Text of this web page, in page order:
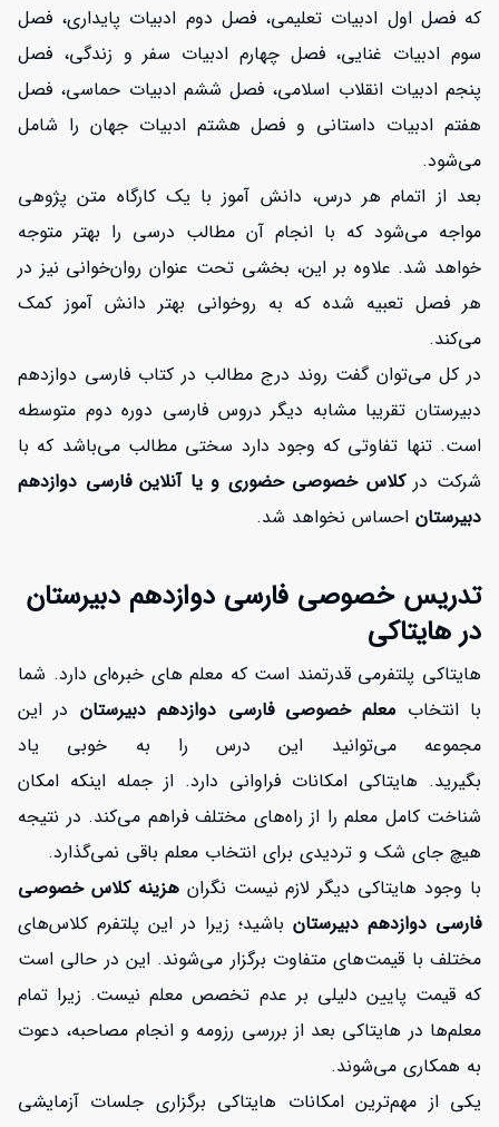
که فصل اول ادبیات تعلیمی، فصل دوم ادبیات پایداری، فصل
سوم ادبیات غنایی، فصل چهارم ادبیات سفر و زندگی، فصل
پنجم ادبیات انقلاب اسلامی، فصل ششم ادبیات حماسی، فصل
هفتم ادبیات داستانی و فصل هشتم ادبیات جهان را شامل
می‌شود.
بعد از اتمام هر درس، دانش آموز با یک کارگاه متن پژوهی
مواجه می‌شود که با انجام آن مطالب درسی را بهتر متوجه
خواهد شد. علاوه بر این، بخشی تحت عنوان روان‌خوانی نیز در
هر فصل تعبیه شده که به روخوانی بهتر دانش آموز کمک
می‌کند.
در کل می‌توان گفت روند درج مطالب در کتاب فارسی دوازدهم
دبیرستان تقریبا مشابه دیگر دروس فارسی دوره دوم متوسطه
است. تنها تفاوتی که وجود دارد سختی مطالب می‌باشد که با
شرکت درکلاس خصوصی حضوری و یا آنلاین فارسی دوازدهم
دبیرستان احساس نخواهد شد.
تدریس خصوصی فارسی دوازدهم دبیرستان
در هایتاکی
هایتاکی پلتفرمی قدرتمند است که معلم های خبره‌ای دارد. شما
با انتخاب معلم خصوصی فارسی دوازدهم دبیرستان در این
مجموعه می‌توانید این درس را به خوبی یاد
بگیرید. هایتاکی امکانات فراوانی دارد. از جمله اینکه امکان
شناخت کامل معلم را از راه‌های مختلف فراهم می‌کند. در نتیجه
هیچ جای شک و تردیدی برای انتخاب معلم باقی نمی‌گذارد.
با وجود هایتاکی دیگر لازم نیست نگرانهزینه کلاس خصوصی
فارسی دوازدهم دبیرستان باشید؛ زیرا در این پلتفرم کلاس‌های
مختلف با قیمت‌های متفاوت برگزار می‌شوند. این در حالی است
که قیمت پایین دلیلی بر عدم تخصص معلم نیست. زیرا تمام
معلم‌ها در هایتاکی بعد از بررسی رزومه و انجام مصاحبه، دعوت
به همکاری می‌شوند.
یکی از مهم‌ترین امکانات هایتاکی برگزاری جلسات آزمایشی
افزایش اعتبار